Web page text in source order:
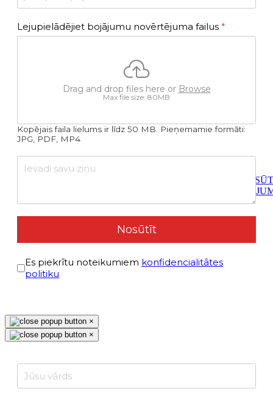
Lejupielādējiet bojājumu novērtējuma failus *
Drag and drop files here or Browse
Max file size: 80MB
Kopējais faila lielums ir līdz 50 MB. Pieņemamie formāti:
JPG, PDF, MP4
Nosūtīt
Условиями политики конфиденциальности
Es piekrītu noteikumiem konfidencialitātes
politiku
×
×